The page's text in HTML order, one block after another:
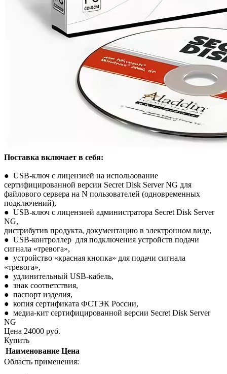
Поставка включает в себя:
● USB-ключ с лицензией на использование
сертифицированной версии Secret Disk Server NG для
файлового сервера на N пользователей (одновременных
подключений),
● USB-ключ с лицензией администратора Secret Disk Server
NG,
дистрибутив продукта, документацию в электронном виде,
● USB-контроллер для подключения устройств подачи
сигнала «тревога»,
● устройство «красная кнопка» для подачи сигнала
«тревога»,
● удлинительный USB-кабель,
● знак соответствия,
● паспорт изделия,
● копия сертификата ФСТЭК России,
● медиа-кит сертифицированной версии Secret Disk Server
NG
Цена 24000 руб.
Купить
Наименование Цена
Область применения: